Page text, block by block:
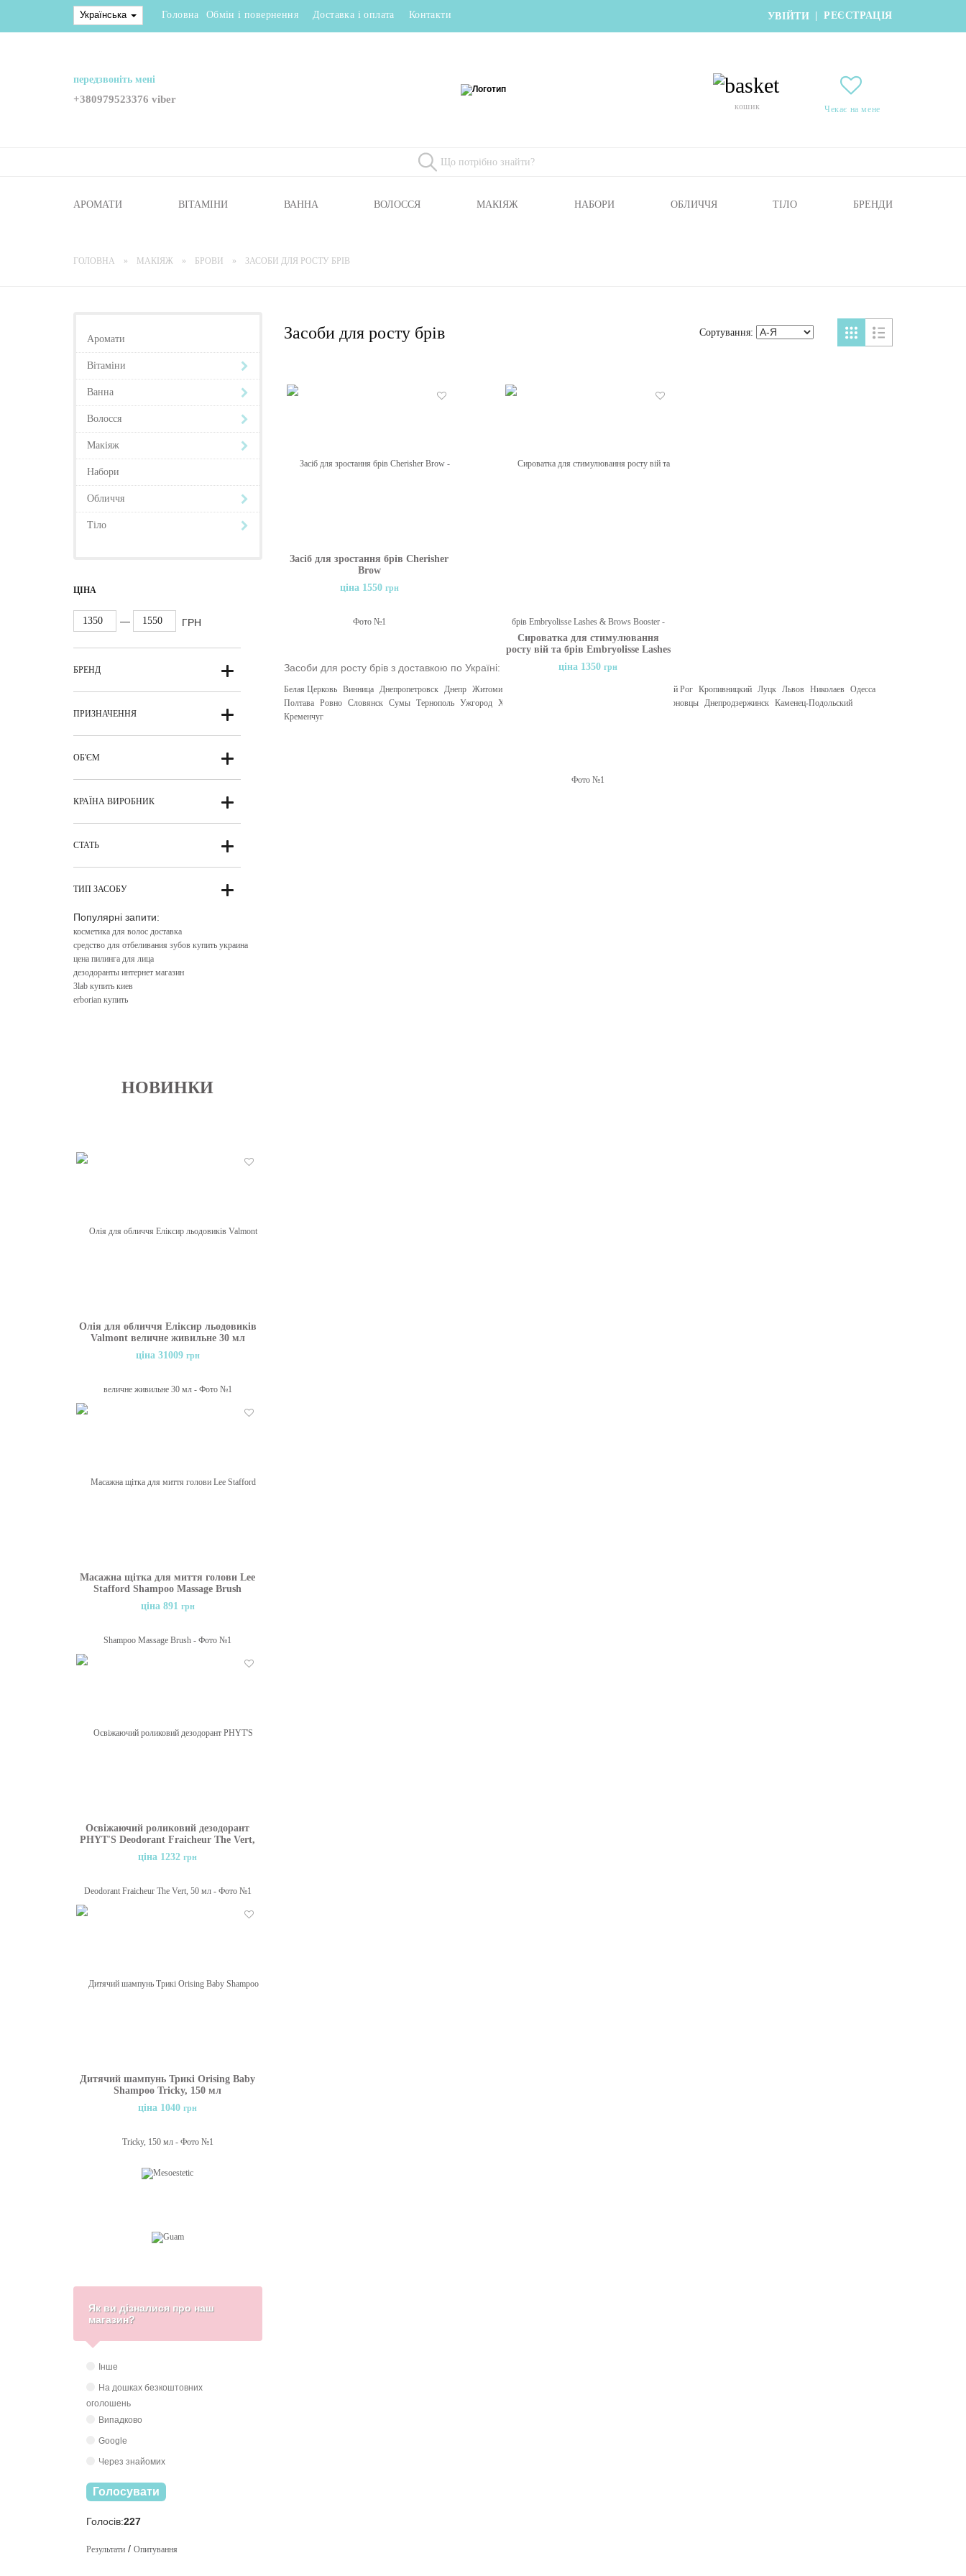
Українська Головна Обмін і повернення Доставка і оплата Контакти УВІЙТИ | РЕЄСТРАЦІЯ
передзвоніть мені
+380979523376 viber
кошик Чекає на мене
АРОМАТИ ВІТАМІНИ ВАННА ВОЛОССЯ МАКІЯЖ НАБОРИ ОБЛИЧЧЯ ТІЛО БРЕНДИ
ГОЛОВНА МАКІЯЖ БРОВИ ЗАСОБИ ДЛЯ РОСТУ БРІВ
Засоби для росту брів Сортування:
Засіб для зростання брів Cherisher
Brow
ціна 1550 грн
Сироватка для стимулювання
росту вій та брів Embryolisse Lashes
& Brows Booster
ціна 1350грн
Засоби для росту брів з доставкою по Україні:
Белая Церковь Винница Днепропетровск Днепр Житомир Кривой Рог Кропивницкий Луцк Львов Николаев
Одесса
Полтава
Ровно Словянск Сумы Тернополь Ужгород Харьков Черновцы Днепродзержинск
Каменец-Подольский
Кременчуг
Аромати
Вітаміни
Ванна
Волосся
Макіяж
Набори
Обличчя
Тіло
ЦІНА
— ГРН
БРЕНД
ПРИЗНАЧЕННЯ
ОБ'ЄМ
КРАЇНА ВИРОБНИК
СТАТЬ
ТИП ЗАСОБУ
Популярні запити:
косметика для волос доставка
средство для отбеливания зубов купить украина
цена пилинга для лица
дезодоранты интернет магазин
3lab купить киев
erborian купить
НОВИНКИ
Олія для обличчя Еліксир льодовиків
Valmont величне живильне 30 мл
ціна 31009 грн
Масажна щітка для миття голови Lee
Stafford Shampoo Massage Brush
ціна 891 грн
Освіжаючий роликовий дезодорант
PHYT'S Deodorant Fraicheur The Vert,
50 мл
ціна 1232грн
Дитячий шампунь Трикі Orising Baby
Shampoo Tricky, 150 мл
ціна 1040грн
Як ви дізналися про наш
магазин?
Інше
На дошках безкоштовних
оголошень
Випадково
Google
Через знайомих
Голосувати
Голосів:227
Результати /Опитування